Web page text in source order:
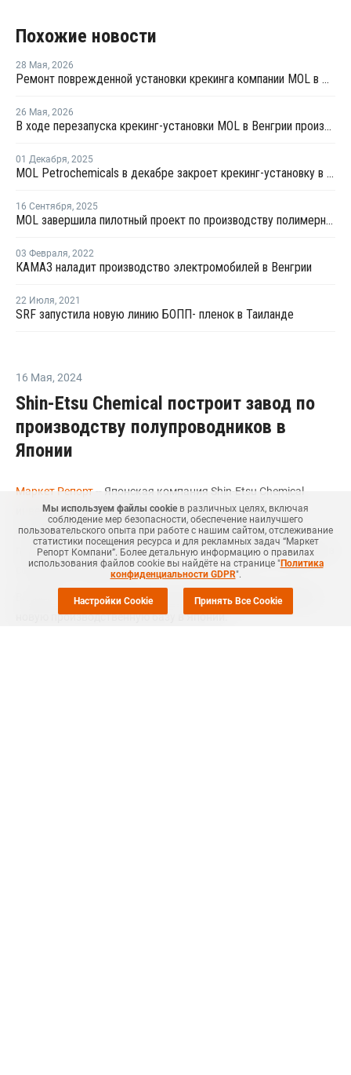
Похожие новости
28 Мая, 2026
Ремонт поврежденной установки крекинга компании MOL в Венгрии может занять несколько месяцев
26 Мая, 2026
В ходе перезапуска крекинг-установки MOL в Венгрии произошел взрыв
01 Декабря, 2025
MOL Petrochemicals в декабре закроет крекинг-установку в Венгрии на ремонт
16 Сентября, 2025
MOL завершила пилотный проект по производству полимерных материалов из циклического сырья в Венгрии
03 Февраля, 2022
КАМАЗ наладит производство электромобилей в Венгрии
22 Июля, 2021
SRF запустила новую линию БОПП- пленок в Таиланде
16 Мая, 2024
Shin-Etsu Chemical построит завод по
производству полупроводников в
Японии
Маркет Репорт-- Японская компания Shin-Etsu Chemical
инвестирует около 83 миллиардов иен (USD545 млн) в
строительство завода в префектуре Гумма, Япония, по
производству материалов для полупроводников, говорится в
сообщении компании.
Впервые за 56 лет компания Shin-Etsu Chemical построила
новую производственную базу в Японии.
Мы используем файлы cookie в различных целях, включая
соблюдение мер безопасности, обеспечение наилучшего
пользовательского опыта при работе с нашим сайтом, отслеживание
статистики посещения ресурса и для рекламных задач “Маркет
Репорт Компани”. Более детальную информацию о правилах
использования файлов cookie вы найдёте на странице "Политика
конфиденциальности GDPR".
Настройки Cookie Принять Все Cookie